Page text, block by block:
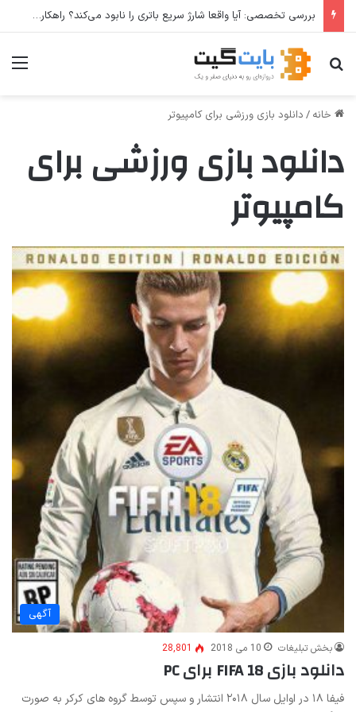
بررسی تخصصی: آیا واقعا شارژ سریع باتری را نابود می‌کند؟ راهکارهای عملی برای افزایش طول عمر باتری
جستجو برای
خانه / دانلود بازی ورزشی برای کامپیوتر
دانلود بازی ورزشی برای
کامپیوتر
آگهی
بخش تبلیغات 10 می 2018 28,801
دانلود بازی FIFA 18 برای PC
فیفا ۱۸ در اوایل سال ۲۰۱۸ انتشار و سپس توسط گروه های کرکر به صورت